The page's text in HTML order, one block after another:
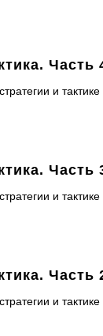
Часть
и
Часть
и
Часть
и